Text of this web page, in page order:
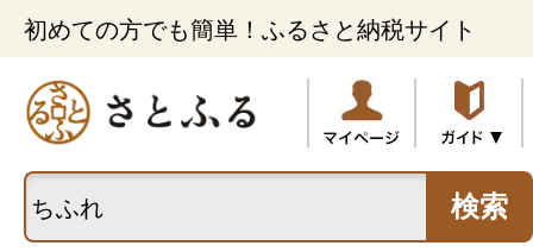
初めての方でも簡単！ふるさと納税サイト
検索